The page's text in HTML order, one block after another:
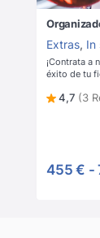
Extras, In
¡Contrata a
éxito de tu
4,7 (3
455 € -